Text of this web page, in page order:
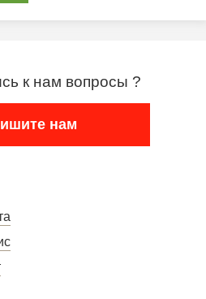
к нам вопросы ?
нам